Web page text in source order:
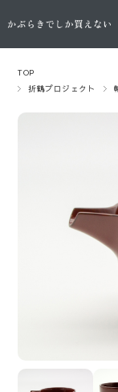
TOP
折鶴プロジェクト